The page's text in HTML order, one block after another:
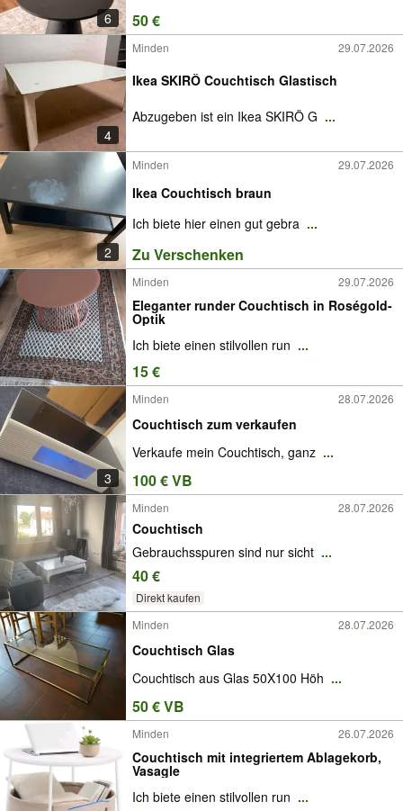
6 50 €
4
Minden 29.07.2026
Ikea SKIRÖ Couchtisch Glastisch
Abzugeben ist ein Ikea SKIRÖ G ...
2
Minden 29.07.2026
Ikea Couchtisch braun
Ich biete hier einen gut gebra ...
Zu Verschenken
Minden 29.07.2026
Eleganter runder Couchtisch in Roségold-
Optik
Ich biete einen stilvollen run ...
15 €
3
Minden 28.07.2026
Couchtisch zum verkaufen
Verkaufe mein Couchtisch, ganz ...
100 € VB
Minden 28.07.2026
Couchtisch
Gebrauchsspuren sind nur sicht ...
40 €
Direkt kaufen
Minden
28.07.2026
Couchtisch Glas
Couchtisch aus Glas 50X100 Höh ...
50 € VB
Minden 26.07.2026
Couchtisch mit integriertem Ablagekorb,
Vasagle
Ich biete einen stilvollen run ...